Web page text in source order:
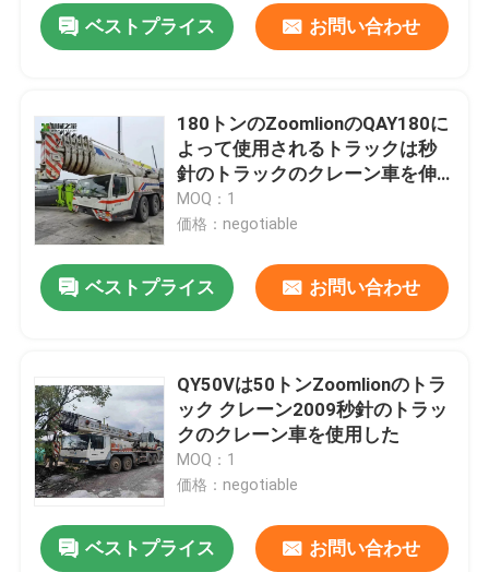
家
ベストプライス お問い合わせ
180トンのZoomlionのQAY180に
よって使用されるトラックは秒
針のトラックのクレーン車を伸
ばす
MOQ：1
価格：negotiable
ベストプライス お問い合わせ
QY50Vは50トンZoomlionのトラ
ック クレーン2009秒針のトラッ
クのクレーン車を使用した
MOQ：1
価格：negotiable
ベストプライス お問い合わせ